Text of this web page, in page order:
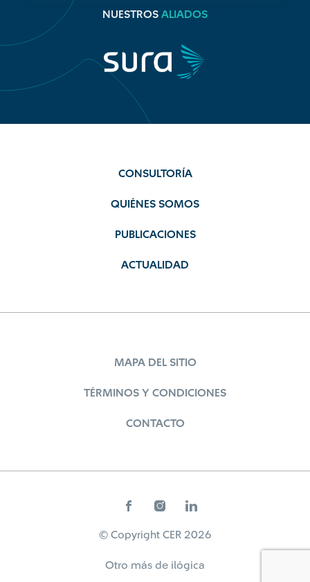
NUESTROS ALIADOS
CONSULTORÍA
QUIÉNES SOMOS
PUBLICACIONES
ACTUALIDAD
MAPA DEL SITIO
TÉRMINOS Y CONDICIONES
CONTACTO
© Copyright CER 2026
Otro más de ilógica